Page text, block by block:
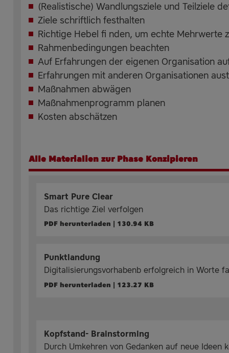
(Realistische) Wandlungsziele und Teilziele
Ziele schriftlich festhalten
Richtige Hebel fi nden, um echte Mehrwerte
Rahmenbedingungen beachten
Auf Erfahrungen der eigenen Organisation
Erfahrungen mit anderen Organisationen
Maßnahmen abwägen
Maßnahmenprogramm planen
Kosten abschätzen
Alle Materialien zur Phase Konzipieren
Smart Pure Clear
Das richtige Ziel verfolgen
PDF herunterladen | 130.94 KB
Punktlandung
Digitalisierungsvorhabenb erfolgreich in Worte
PDF herunterladen | 123.27 KB
Kopfstand- Brainstorming
Durch Umkehren von Gedanken auf neue Ideen